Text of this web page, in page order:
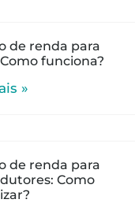
de renda para
funciona?
»
de renda para
Como